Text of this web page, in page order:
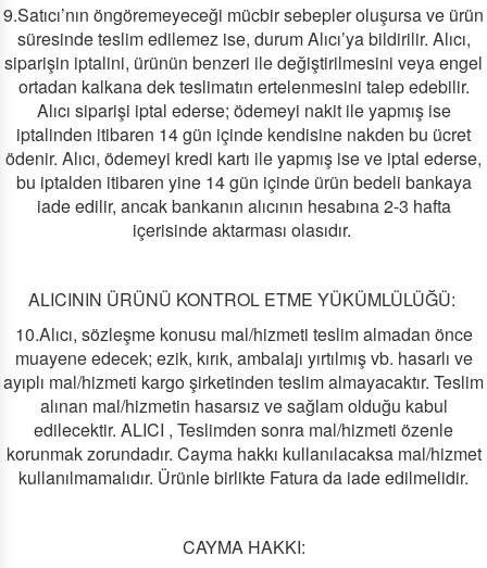
9.Satıcı’nın öngöremeyeceği mücbir sebepler oluşursa ve ürün
süresinde teslim edilemez ise, durum Alıcı’ya bildirilir. Alıcı,
siparişin iptalini, ürünün benzeri ile değiştirilmesini veya engel
ortadan kalkana dek teslimatın ertelenmesini talep edebilir.
Alıcı siparişi iptal ederse; ödemeyi nakit ile yapmış ise
iptalinden itibaren 14 gün içinde kendisine nakden bu ücret
ödenir. Alıcı, ödemeyi kredi kartı ile yapmış ise ve iptal ederse,
bu iptalden itibaren yine 14 gün içinde ürün bedeli bankaya
iade edilir, ancak bankanın alıcının hesabına 2-3 hafta
içerisinde aktarması olasıdır.
ALICININ ÜRÜNÜ KONTROL ETME YÜKÜMLÜLÜĞÜ:
10.Alıcı, sözleşme konusu mal/hizmeti teslim almadan önce
muayene edecek; ezik, kırık, ambalajı yırtılmış vb. hasarlı ve
ayıplı mal/hizmeti kargo şirketinden teslim almayacaktır. Teslim
alınan mal/hizmetin hasarsız ve sağlam olduğu kabul
edilecektir. ALICI , Teslimden sonra mal/hizmeti özenle
korunmak zorundadır. Cayma hakkı kullanılacaksa mal/hizmet
kullanılmamalıdır. Ürünle birlikte Fatura da iade edilmelidir.
CAYMA HAKKI: